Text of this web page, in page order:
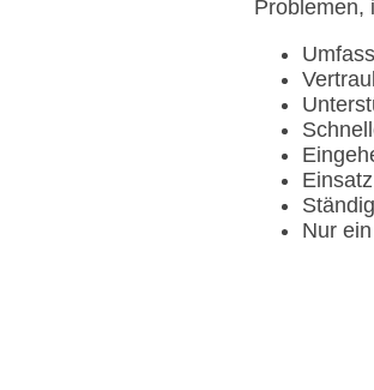
Problemen,
Nur